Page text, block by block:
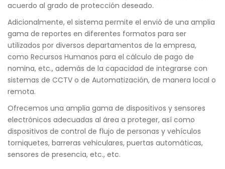
acuerdo al grado de protección deseado.
Adicionalmente, el sistema permite el envió de una amplia
gama de reportes en diferentes formatos para ser
utilizados por diversos departamentos de la empresa,
como Recursos Humanos para el cálculo de pago de
nomina, etc., además de la capacidad de integrarse con
sistemas de CCTV o de Automatización, de manera local o
remota.
Ofrecemos una amplia gama de dispositivos y sensores
electrónicos adecuadas al área a proteger, así como
dispositivos de control de flujo de personas y vehículos
torniquetes, barreras vehiculares, puertas automáticas,
sensores de presencia, etc., etc.